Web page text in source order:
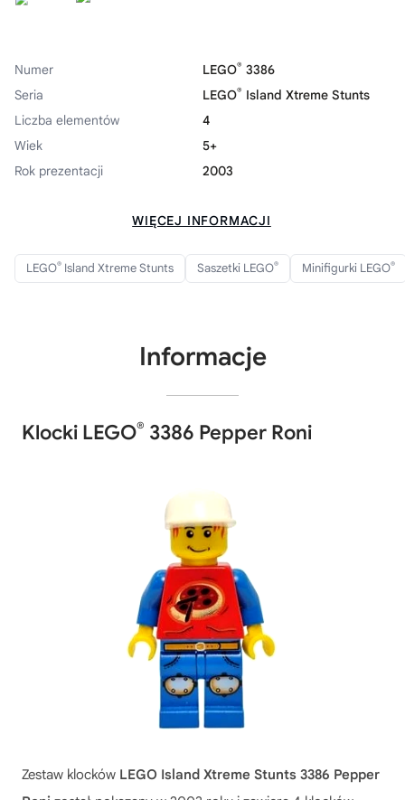
Numer LEGO® 3386
Seria
LEGO® Island Xtreme Stunts
Liczba elementów
4
Wiek
5+
Rok prezentacji
2003
WIĘCEJ INFORMACJI
LEGO® Island Xtreme Stunts Saszetki LEGO® Minifigurki LEGO®
Informacje
Klocki LEGO® 3386 Pepper Roni
Zestaw klocków LEGO Island Xtreme Stunts 3386 Pepper